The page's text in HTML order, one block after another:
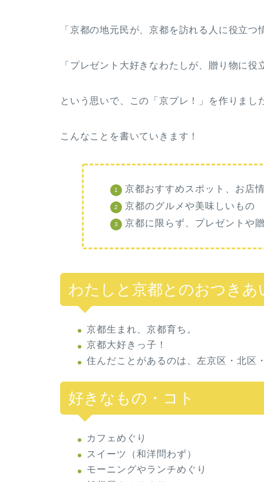
「京都の地元民が、京都を訪れる人に役立つ
「プレゼント大好きなわたしが、贈り物に役
という思いで、この「京プレ！」を作りまし
こんなことを書いていきます！
京都おすすめスポット、お店
京都のグルメや美味しいもの
京都に限らず、プレゼントや
わたしと京都とのおつきあ
京都生まれ、京都育ち。
京都大好きっ子！
住んだことがあるのは、左京区・北区
好きなもの・コト
カフェめぐり
スイーツ（和洋問わず）
モーニングやランチめぐり